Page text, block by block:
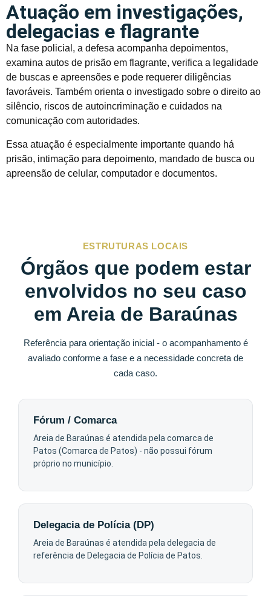
Atuação em investigações,
delegacias e flagrante
Na fase policial, a defesa acompanha depoimentos,
examina autos de prisão em flagrante, verifica a legalidade
de buscas e apreensões e pode requerer diligências
favoráveis. Também orienta o investigado sobre o direito ao
silêncio, riscos de autoincriminação e cuidados na
comunicação com autoridades.
Essa atuação é especialmente importante quando há
prisão, intimação para depoimento, mandado de busca ou
apreensão de celular, computador e documentos.
ESTRUTURAS LOCAIS
Órgãos que podem estar
envolvidos no seu caso
em Areia de Baraúnas
Referência para orientação inicial - o acompanhamento é
avaliado conforme a fase e a necessidade concreta de
cada caso.
Fórum / Comarca
Areia de Baraúnas é atendida pela comarca de
Patos (Comarca de Patos) - não possui fórum
próprio no município.
Delegacia de Polícia (DP)
Areia de Baraúnas é atendida pela delegacia de
referência de Delegacia de Polícia de Patos.